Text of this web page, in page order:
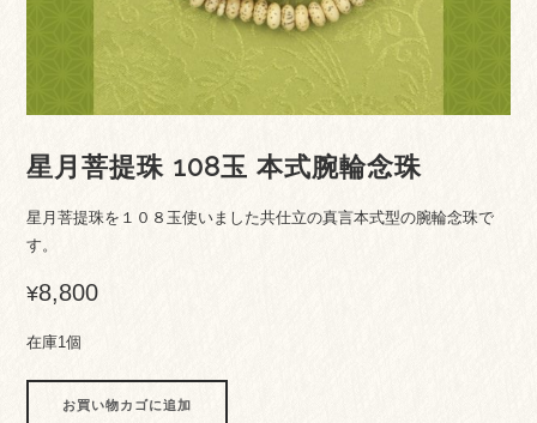
星月菩提珠 108玉 本式腕輪念珠
星月菩提珠を１０８玉使いました共仕立の真言本式型の腕輪念珠で
す。
¥8,800
在庫1個
お買い物カゴに追加